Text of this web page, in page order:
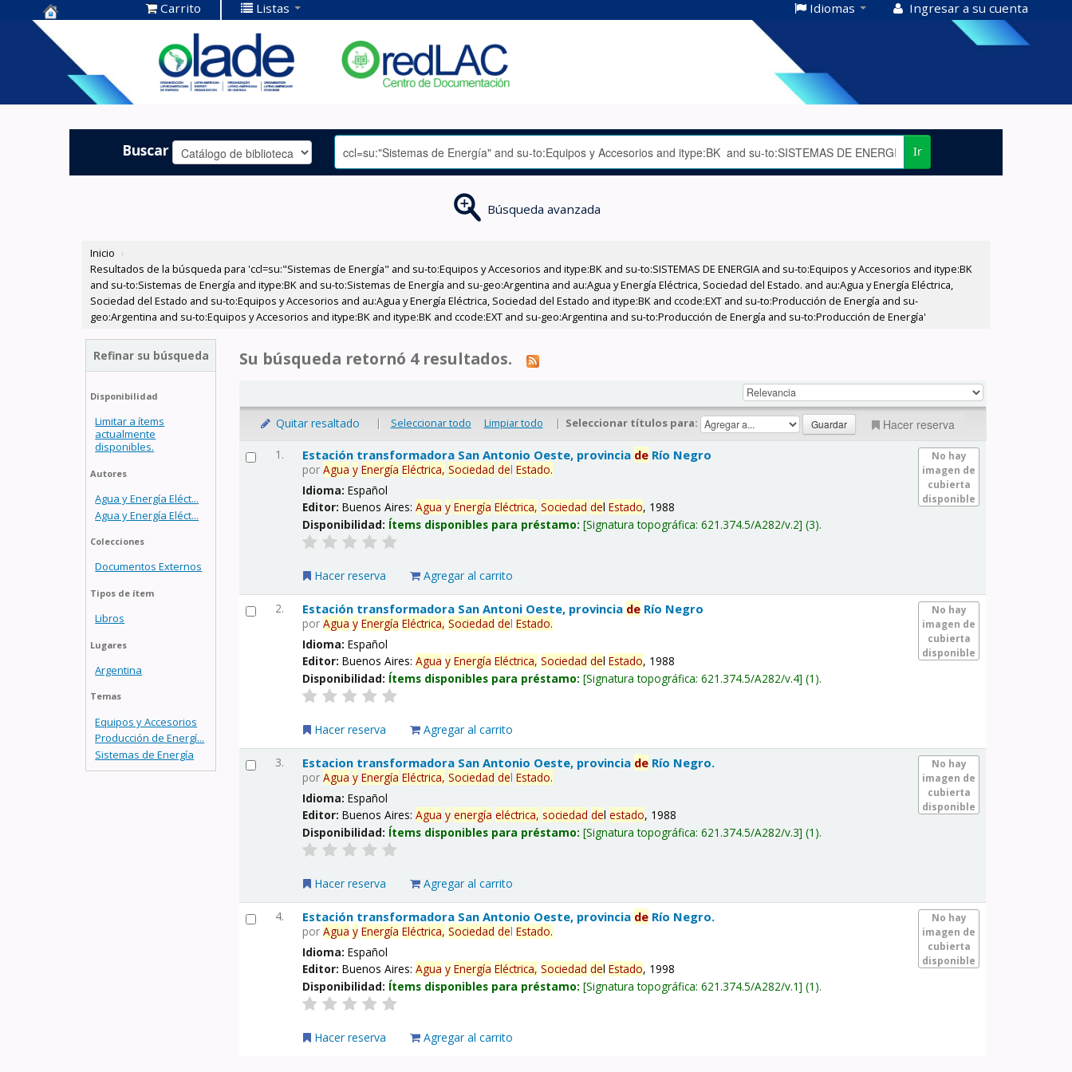
Centro de
Documentación
OLADE -
Carrito Listas Idiomas Ingresar a su cuenta
Buscar Ir
Búsqueda avanzada
Inicio ›
Resultados de la búsqueda para 'ccl=su:"Sistemas de Energía" and su-to:Equipos y Accesorios and itype:BK and su-to:SISTEMAS DE ENERGIA and su-to:Equipos y Accesorios and itype:BK
and su-to:Sistemas de Energía and itype:BK and su-to:Sistemas de Energía and su-geo:Argentina and au:Agua y Energía Eléctrica, Sociedad del Estado. and au:Agua y Energía Eléctrica,
Sociedad del Estado and su-to:Equipos y Accesorios and au:Agua y Energía Eléctrica, Sociedad del Estado and itype:BK and ccode:EXT and su-to:Producción de Energía and su-
geo:Argentina and su-to:Equipos y Accesorios and itype:BK and itype:BK and ccode:EXT and su-geo:Argentina and su-to:Producción de Energía and su-to:Producción de Energía'
Refinar su búsqueda
Disponibilidad
Limitar a ítems
actualmente
disponibles.
Autores
Agua y Energía Eléct...
Agua y Energía Eléct...
Colecciones
Documentos Externos
Tipos de ítem
Libros
Lugares
Argentina
Temas
Equipos y Accesorios
Producción de Energí...
Sistemas de Energía
Su búsqueda retornó 4 resultados.
Quitar resaltado | Seleccionar todo Limpiar todo | Seleccionar títulos para: Hacer reserva
1.
No hay
imagen de
cubierta
disponible
Estación transformadora San Antonio Oeste, provincia de Río Negro
porAgua y Energía Eléctrica, Sociedad delEstado.
Idioma:Español
Editor:Buenos Aires:Agua y Energía Eléctrica, Sociedad delEstado, 1988
Disponibilidad: Ítems disponibles para préstamo: Signatura topográfica:621.374.5/A282/v.2 (3).
Hacer reserva Agregar al carrito
2.
No hay
imagen de
cubierta
disponible
Estación transformadora San Antoni Oeste, provincia de Río Negro
porAgua y Energía Eléctrica, Sociedad delEstado.
Idioma:Español
Editor:Buenos Aires:Agua y Energía Eléctrica, Sociedad delEstado, 1988
Disponibilidad: Ítems disponibles para préstamo: Signatura topográfica:621.374.5/A282/v.4 (1).
Hacer reserva Agregar al carrito
3.
No hay
imagen de
cubierta
disponible
Estacion transformadora San Antonio Oeste, provincia de Río Negro.
porAgua y Energía Eléctrica, Sociedad delEstado.
Idioma:Español
Editor:Buenos Aires:Agua y energía eléctrica, sociedad delestado, 1988
Disponibilidad: Ítems disponibles para préstamo: Signatura topográfica:621.374.5/A282/v.3 (1).
Hacer reserva Agregar al carrito
4.
No hay
imagen de
cubierta
disponible
Estación transformadora San Antonio Oeste, provincia de Río Negro.
porAgua y Energía Eléctrica, Sociedad delEstado.
Idioma:Español
Editor:Buenos Aires:Agua y Energía Eléctrica, Sociedad delEstado, 1998
Disponibilidad: Ítems disponibles para préstamo: Signatura topográfica:621.374.5/A282/v.1 (1).
Hacer reserva Agregar al carrito